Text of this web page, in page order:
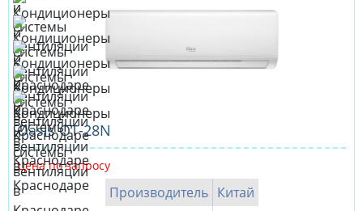
Oasis OT-28N
Цена по запросу
Производитель Китай